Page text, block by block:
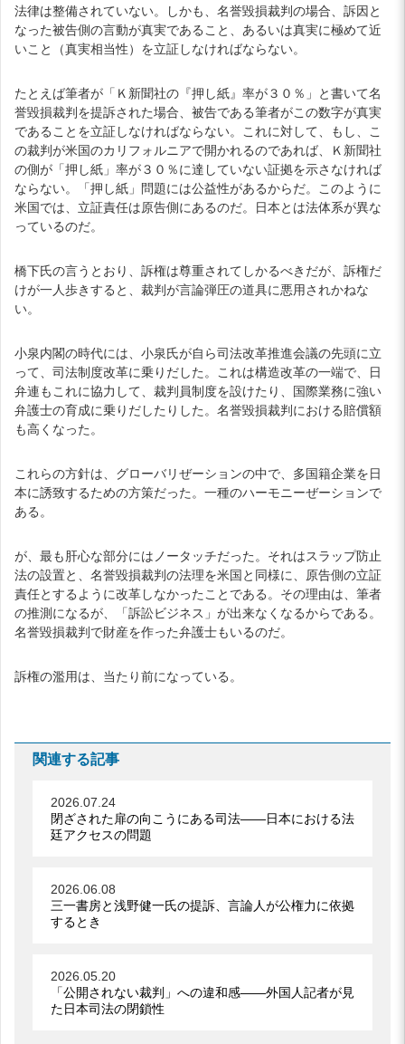
法律は整備されていない。しかも、名誉毀損裁判の場合、訴因と
なった被告側の言動が真実であること、あるいは真実に極めて近
いこと（真実相当性）を立証しなければならない。
たとえば筆者が「Ｋ新聞社の『押し紙』率が３０％」と書いて名
誉毀損裁判を提訴された場合、被告である筆者がこの数字が真実
であることを立証しなければならない。これに対して、もし、こ
の裁判が米国のカリフォルニアで開かれるのであれば、Ｋ新聞社
の側が「押し紙」率が３０％に達していない証拠を示さなければ
ならない。「押し紙」問題には公益性があるからだ。このように
米国では、立証責任は原告側にあるのだ。日本とは法体系が異な
っているのだ。
橋下氏の言うとおり、訴権は尊重されてしかるべきだが、訴権だ
けが一人歩きすると、裁判が言論弾圧の道具に悪用されかねな
い。
小泉内閣の時代には、小泉氏が自ら司法改革推進会議の先頭に立
って、司法制度改革に乗りだした。これは構造改革の一端で、日
弁連もこれに協力して、裁判員制度を設けたり、国際業務に強い
弁護士の育成に乗りだしたりした。名誉毀損裁判における賠償額
も高くなった。
これらの方針は、グローバリぜーションの中で、多国籍企業を日
本に誘致するための方策だった。一種のハーモニーぜーションで
ある。
が、最も肝心な部分にはノータッチだった。それはスラップ防止
法の設置と、名誉毀損裁判の法理を米国と同様に、原告側の立証
責任とするように改革しなかったことである。その理由は、筆者
の推測になるが、「訴訟ビジネス」が出来なくなるからである。
名誉毀損裁判で財産を作った弁護士もいるのだ。
訴権の濫用は、当たり前になっている。
関連する記事
2026.07.24
閉ざされた扉の向こうにある司法――日本における法
廷アクセスの問題
2026.06.08
三一書房と浅野健一氏の提訴、言論人が公権力に依拠
するとき
2026.05.20
「公開されない裁判」への違和感――外国人記者が見
た日本司法の閉鎖性